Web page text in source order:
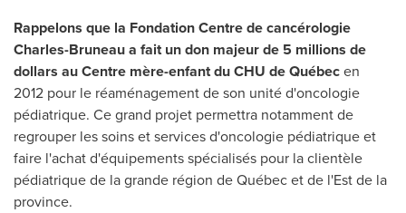
Rappelons que la Fondation Centre de cancérologie
Charles-Bruneau a fait un don majeur de 5 millions de
dollars au Centre mère-enfant du CHU de Québecen
2012 pour le réaménagement de son unité d'oncologie
pédiatrique. Ce grand projet permettra notamment de
regrouper les soins et services d'oncologie pédiatrique et
faire l'achat d'équipements spécialisés pour la clientèle
pédiatrique de la grande région de Québec et de l'Est de la
province.